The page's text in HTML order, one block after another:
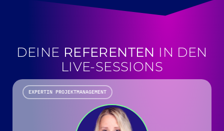
DEINE REFERENTEN IN DEN
LIVE-SESSIONS
EXPERTIN PROJEKTMANAGEMENT